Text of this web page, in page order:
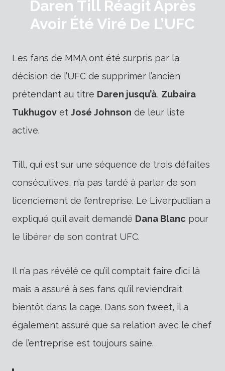
Daren Till Réagit Après
Avoir Été Viré De L’UFC
Les fans de MMA ont été surpris par la
décision de l’UFC de supprimer l’ancien
prétendant au titre Daren jusqu’à, Zubaira
Tukhugov et José Johnson de leur liste
active.
Till, qui est sur une séquence de trois défaites
consécutives, n’a pas tardé à parler de son
licenciement de l’entreprise. Le Liverpudlian a
expliqué qu’il avait demandé Dana Blanc pour
le libérer de son contrat UFC.
Il n’a pas révélé ce qu’il comptait faire d’ici là
mais a assuré à ses fans qu’il reviendrait
bientôt dans la cage. Dans son tweet, il a
également assuré que sa relation avec le chef
de l’entreprise est toujours saine.